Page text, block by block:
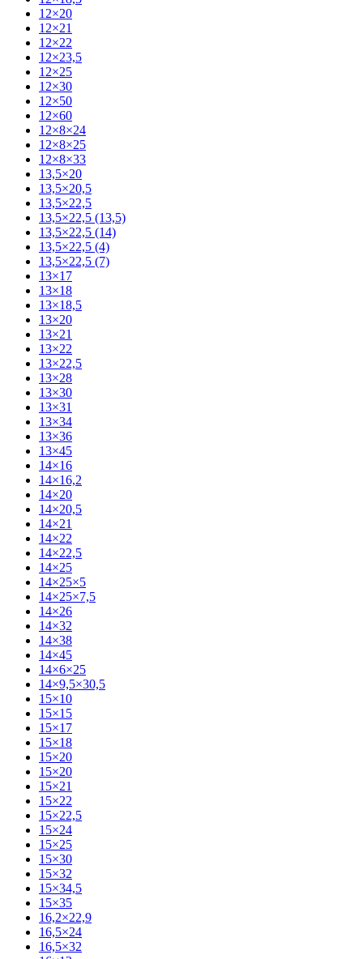
12×20
12×21
12×22
12×23,5
12×25
12×30
12×50
12×60
12×8×24
12×8×25
12×8×33
13,5×20
13,5×20,5
13,5×22,5
13,5×22,5 (13,5)
13,5×22,5 (14)
13,5×22,5 (4)
13,5×22,5 (7)
13×17
13×18
13×18,5
13×20
13×21
13×22
13×22,5
13×28
13×30
13×31
13×34
13×36
13×45
14×16
14×16,2
14×20
14×20,5
14×21
14×22
14×22,5
14×25
14×25×5
14×25×7,5
14×26
14×32
14×38
14×45
14×6×25
14×9,5×30,5
15×10
15×15
15×17
15×18
15×20
15×20
15×21
15×22
15×22,5
15×24
15×25
15×30
15×32
15×34,5
15×35
16,2×22,9
16,5×24
16,5×32